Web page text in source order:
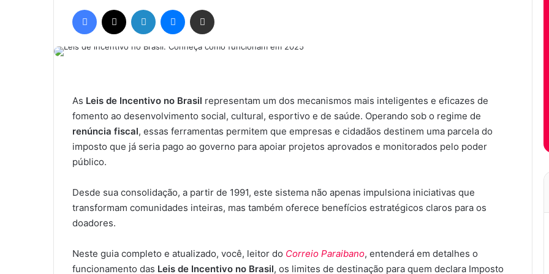
e-
mail
Facebook Linkedin Messenger
As Leis de Incentivo no Brasil representam um dos mecanismos mais inteligentes e eficazes de
fomento ao desenvolvimento social, cultural, esportivo e de saúde. Operando sob o regime de
renúncia fiscal, essas ferramentas permitem que empresas e cidadãos destinem uma parcela do
imposto que já seria pago ao governo para apoiar projetos aprovados e monitorados pelo poder
público.
Desde sua consolidação, a partir de 1991, este sistema não apenas impulsiona iniciativas que
transformam comunidades inteiras, mas também oferece benefícios estratégicos claros para os
doadores.
Neste guia completo e atualizado, você, leitor do Correio Paraibano, entenderá em detalhes o
funcionamento das Leis de Incentivo no Brasil, os limites de destinação para quem declara Imposto